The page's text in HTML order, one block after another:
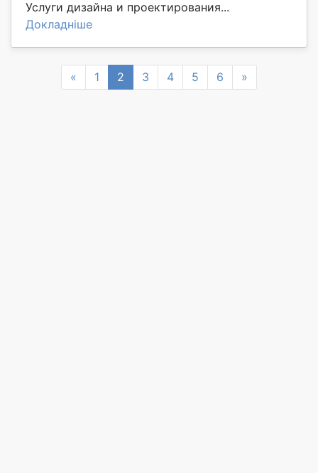
Услуги дизайна и проектирования...
Докладніше
« Previous
1 2 3 4 5 6 »